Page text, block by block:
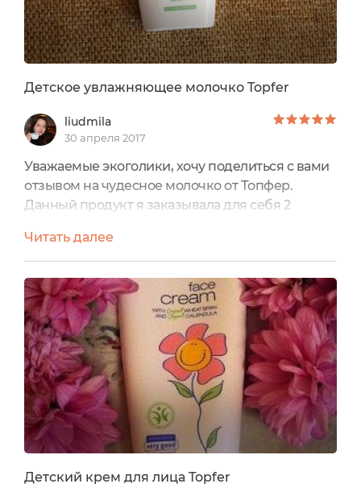
Детское увлажняющее молочко Topfer
liudmila
30 апреля 2017
Уважаемые экоголики, хочу поделиться с вами
отзывом на чудесное молочко от Топфер.
Данный продукт я заказывала для себя 2
меня очень сухая кожа, в некоторых местах с
сильными шелушениями. На данный момент у
меня 2 средства для тела: детское молочко с
калундулой от Веледы и молочко для тела от
Топфер. Для очень сухих мест я использую
Веледу, т.к. оно дает мне...
Читать далее
Детский крем для лица Topfer